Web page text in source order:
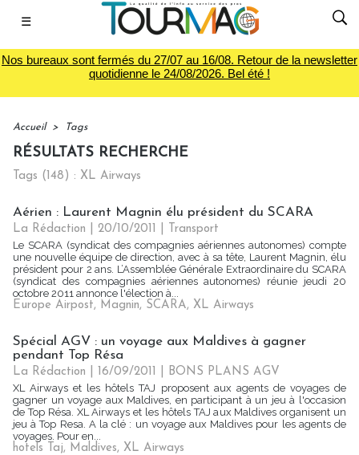
☰
Nos bureaux sont fermés du 27/07 au 16/08. Retour de la newsletter
quotidienne le 24/08/2026. Bel été !
Accueil > Tags
RÉSULTATS RECHERCHE
Tags (148) : XL Airways
Aérien : Laurent Magnin élu président du SCARA
La Rédaction | 20/10/2011
Transport
Le SCARA (syndicat des compagnies aériennes autonomes) compte
une nouvelle équipe de direction, avec à sa tête, Laurent Magnin, élu
président pour 2 ans. L’Assemblée Générale Extraordinaire du SCARA
(syndicat des compagnies aériennes autonomes) réunie jeudi 20
octobre 2011 annonce l'élection à...
Europe Airpost, Magnin, SCARA, XL Airways
Spécial AGV : un voyage aux Maldives à gagner
pendant Top Résa
La Rédaction | 16/09/2011
BONS PLANS AGV
XL Airways et les hôtels TAJ proposent aux agents de voyages de
gagner un voyage aux Maldives, en participant à un jeu à l'occasion
de Top Résa. XL Airways et les hôtels TAJ aux Maldives organisent un
jeu à Top Resa. A la clé : un voyage aux Maldives pour les agents de
voyages. Pour en...
hotels Taj, Maldives, XL Airways